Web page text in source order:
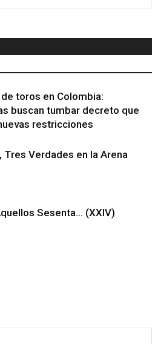
toros en Colombia:
buscan tumbar decreto que
restricciones
Tres Verdades en la Arena
Sesenta… (XXIV)